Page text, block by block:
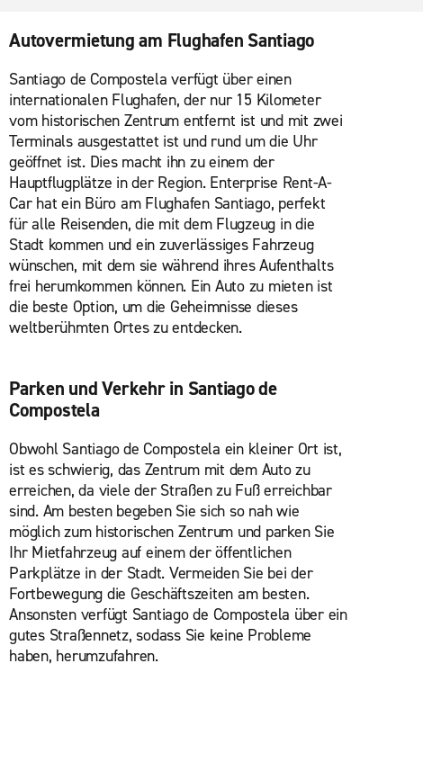
Autovermietung am Flughafen Santiago
Santiago de Compostela verfügt über einen
internationalen Flughafen, der nur 15 Kilometer
vom historischen Zentrum entfernt ist und mit zwei
Terminals ausgestattet ist und rund um die Uhr
geöffnet ist. Dies macht ihn zu einem der
Hauptflugplätze in der Region. Enterprise Rent-A-
Car hat ein Büro am Flughafen Santiago, perfekt
für alle Reisenden, die mit dem Flugzeug in die
Stadt kommen und ein zuverlässiges Fahrzeug
wünschen, mit dem sie während ihres Aufenthalts
frei herumkommen können. Ein Auto zu mieten ist
die beste Option, um die Geheimnisse dieses
weltberühmten Ortes zu entdecken.
Parken und Verkehr in Santiago de
Compostela
Obwohl Santiago de Compostela ein kleiner Ort ist,
ist es schwierig, das Zentrum mit dem Auto zu
erreichen, da viele der Straßen zu Fuß erreichbar
sind. Am besten begeben Sie sich so nah wie
möglich zum historischen Zentrum und parken Sie
Ihr Mietfahrzeug auf einem der öffentlichen
Parkplätze in der Stadt. Vermeiden Sie bei der
Fortbewegung die Geschäftszeiten am besten.
Ansonsten verfügt Santiago de Compostela über ein
gutes Straßennetz, sodass Sie keine Probleme
haben, herumzufahren.